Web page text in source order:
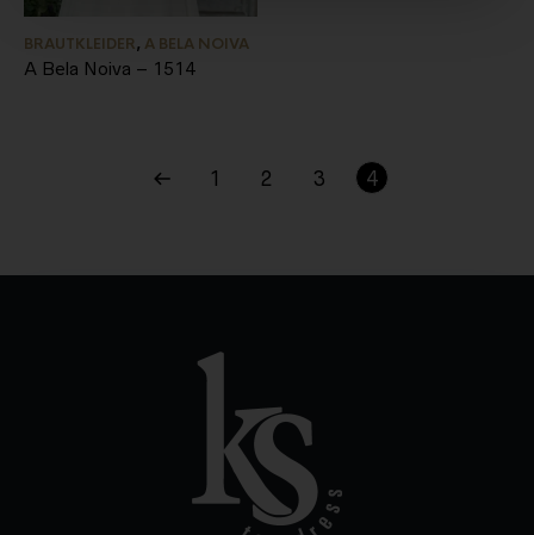
BRAUTKLEIDER, A BELA NOIVA
A Bela Noiva – 1514
1 2 3 4